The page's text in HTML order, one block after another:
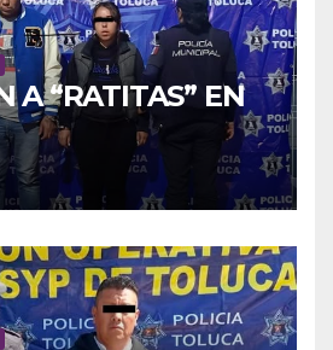
A “RATITAS” EN